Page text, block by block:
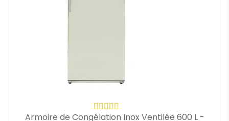
Armoire de Congélation Inox Ventilée 600 L -